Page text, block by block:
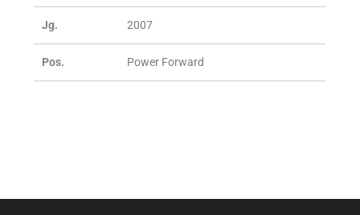
Jg. 2007
Pos. Power Forward